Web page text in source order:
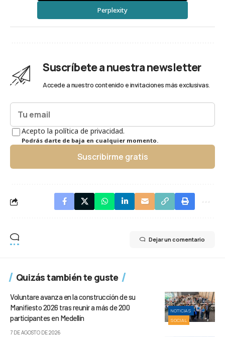
Perplexity
Suscríbete a nuestra newsletter
Accede a nuestro contenido e invitaciones más exclusivas.
Acepto la política de privacidad.
Podrás darte de baja en cualquier momento.
Suscribirme gratis
Dejar un comentario
Quizás también te guste
NOTICIAS
SOCIAL
Voluntare avanza en la construcción de su
Manifiesto 2026 tras reunir a más de 200
participantes en Medellín
7 DE AGOSTO DE 2026